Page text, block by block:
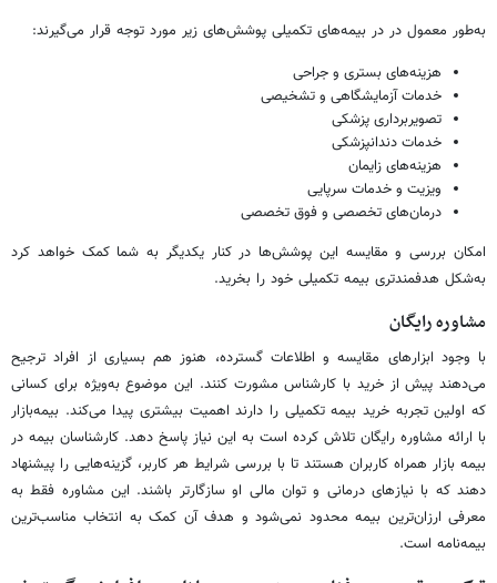
به‌طور معمول در در بیمه‌های تکمیلی پوشش‌های زیر مورد توجه قرار می‌گیرند:
هزینه‌های بستری و جراحی
خدمات آزمایشگاهی و تشخیصی
تصویربرداری پزشکی
خدمات دندانپزشکی
هزینه‌های زایمان
ویزیت و خدمات سرپایی
درمان‌های تخصصی و فوق تخصصی
امکان بررسی و مقایسه این پوشش‌ها در کنار یکدیگر به شما کمک خواهد کرد
به‌شکل هدفمندتری بیمه تکمیلی خود را بخرید.
مشاوره رایگان
با وجود ابزارهای مقایسه و اطلاعات گسترده، هنوز هم بسیاری از افراد ترجیح
می‌دهند پیش از خرید با کارشناس مشورت کنند. این موضوع به‌ویژه برای کسانی
که اولین تجربه خرید بیمه تکمیلی را دارند اهمیت بیشتری پیدا می‌کند. بیمه‌بازار
با ارائه مشاوره رایگان تلاش کرده است به این نیاز پاسخ دهد. کارشناسان بیمه در
بیمه بازار همراه کاربران هستند تا با بررسی شرایط هر کاربر، گزینه‌هایی را پیشنهاد
دهند که با نیازهای درمانی و توان مالی او سازگارتر باشند. این مشاوره فقط به
معرفی ارزان‌ترین بیمه محدود نمی‌شود و هدف آن کمک به انتخاب مناسب‌ترین
بیمه‌نامه است.